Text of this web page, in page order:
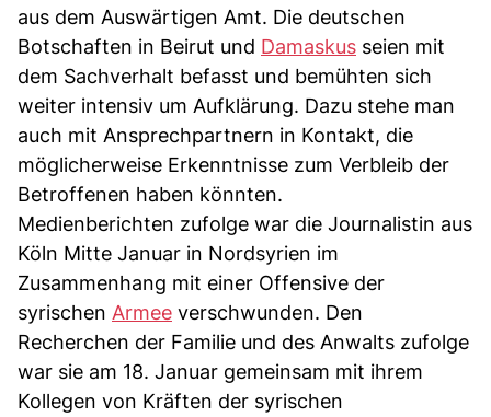
aus dem Auswärtigen Amt. Die deutschen
Botschaften in Beirut und Damaskus seien mit
dem Sachverhalt befasst und bemühten sich
weiter intensiv um Aufklärung. Dazu stehe man
auch mit Ansprechpartnern in Kontakt, die
möglicherweise Erkenntnisse zum Verbleib der
Betroffenen haben könnten.
Medienberichten zufolge war die Journalistin aus
Köln Mitte Januar in Nordsyrien im
Zusammenhang mit einer Offensive der
syrischen Armee verschwunden. Den
Recherchen der Familie und des Anwalts zufolge
war sie am 18. Januar gemeinsam mit ihrem
Kollegen von Kräften der syrischen